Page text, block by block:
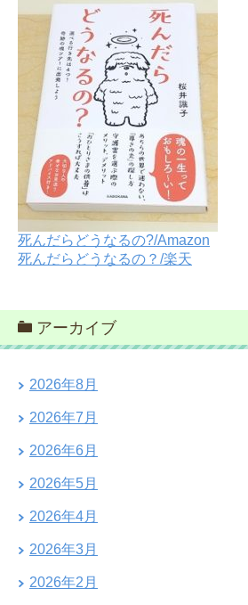
死んだらどうなるの?/Amazon
死んだらどうなるの？/楽天
アーカイブ
2026年8月
2026年7月
2026年6月
2026年5月
2026年4月
2026年3月
2026年2月